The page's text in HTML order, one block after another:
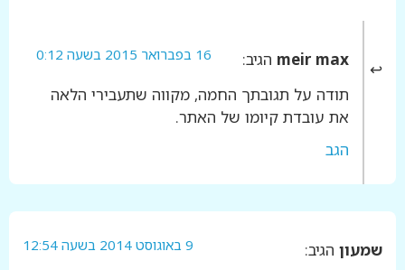
meir max הגיב: 16 בפברואר 2015 בשעה 0:12
תודה על תגובתך החמה, מקווה שתעבירי הלאה
את עובדת קיומו של האתר.
הגב
שמעון הגיב: 9 באוגוסט 2014 בשעה 12:54